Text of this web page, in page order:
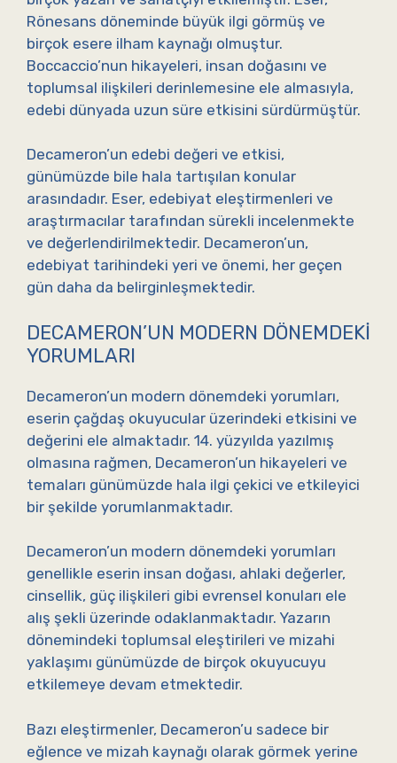
Rönesans döneminde büyük ilgi görmüş ve
birçok esere ilham kaynağı olmuştur.
Boccaccio’nun hikayeleri, insan doğasını ve
toplumsal ilişkileri derinlemesine ele almasıyla,
edebi dünyada uzun süre etkisini sürdürmüştür.
Decameron’un edebi değeri ve etkisi,
günümüzde bile hala tartışılan konular
arasındadır. Eser, edebiyat eleştirmenleri ve
araştırmacılar tarafından sürekli incelenmekte
ve değerlendirilmektedir. Decameron’un,
edebiyat tarihindeki yeri ve önemi, her geçen
gün daha da belirginleşmektedir.
DECAMERON’UN MODERN DÖNEMDEKI
YORUMLARI
Decameron’un modern dönemdeki yorumları,
eserin çağdaş okuyucular üzerindeki etkisini ve
değerini ele almaktadır. 14. yüzyılda yazılmış
olmasına rağmen, Decameron’un hikayeleri ve
temaları günümüzde hala ilgi çekici ve etkileyici
bir şekilde yorumlanmaktadır.
Decameron’un modern dönemdeki yorumları
genellikle eserin insan doğası, ahlaki değerler,
cinsellik, güç ilişkileri gibi evrensel konuları ele
alış şekli üzerinde odaklanmaktadır. Yazarın
dönemindeki toplumsal eleştirileri ve mizahi
yaklaşımı günümüzde de birçok okuyucuyu
etkilemeye devam etmektedir.
Bazı eleştirmenler, Decameron’u sadece bir
eğlence ve mizah kaynağı olarak görmek yerine